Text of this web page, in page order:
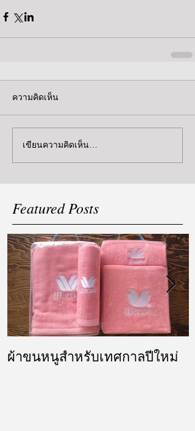
ความคิดเห็น
เขียนความคิดเห็น…
Featured Posts
ผ้าขนหนูสำหรับเทศกาลปีใหม่